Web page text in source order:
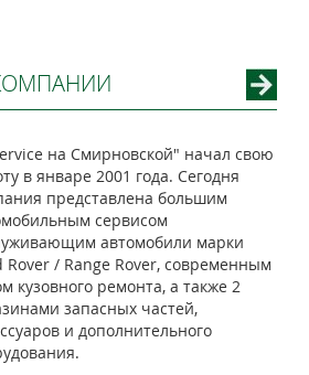
на Смирновской" начал свою
в январе 2001 года. Сегодня
представлена большим
сервисом
автомобили марки
Rover / Range Rover, современным
кузовного ремонта, а также 2
запасных частей,
и дополнительного